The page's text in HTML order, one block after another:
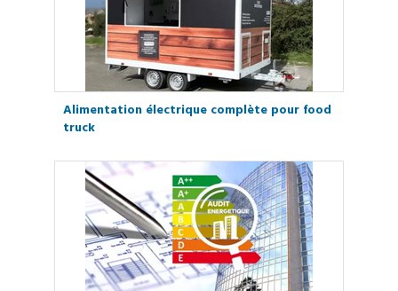
Alimentation électrique complète pour food
truck